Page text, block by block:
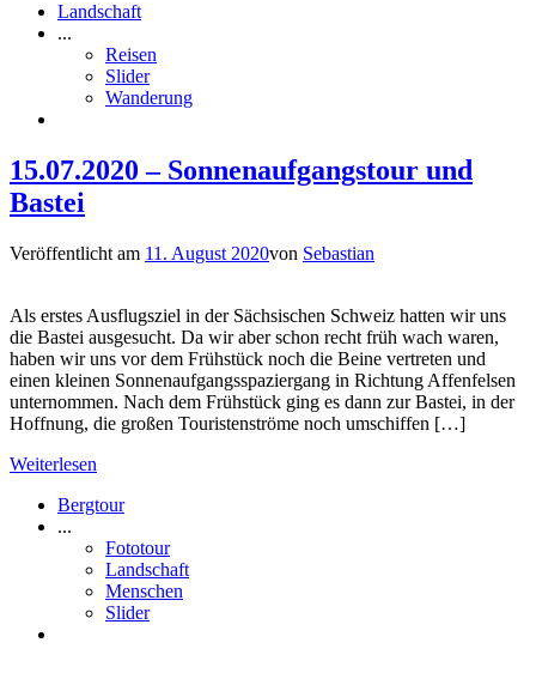
Landschaft
...
Reisen
Slider
Wanderung
15.07.2020 – Sonnenaufgangstour und
Bastei
Veröffentlicht am 11. August 2020von Sebastian
Als erstes Ausflugsziel in der Sächsischen Schweiz hatten wir uns
die Bastei ausgesucht. Da wir aber schon recht früh wach waren,
haben wir uns vor dem Frühstück noch die Beine vertreten und
einen kleinen Sonnenaufgangsspaziergang in Richtung Affenfelsen
unternommen. Nach dem Frühstück ging es dann zur Bastei, in der
Hoffnung, die großen Touristenströme noch umschiffen […]
Weiterlesen
Bergtour
...
Fototour
Landschaft
Menschen
Slider